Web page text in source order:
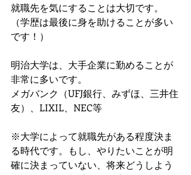
就職先を気にすることは大切です。
（学歴は最後に身を助けることが多い
です！）
明治大学は、大手企業に勤めることが
非常に多いです。
メガバンク（UFJ銀行、みずほ、三井住
友）、LIXIL、NEC等
※大学によって就職先がある程度決ま
る時代です。もし、やりたいことが明
確に決まっていない、将来どうしよう